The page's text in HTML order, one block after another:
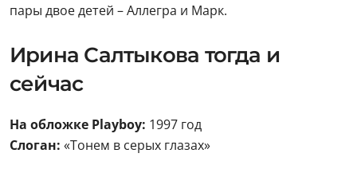
пары двое детей – Аллегра и Марк.
Ирина Салтыкова тогда и
сейчас
На обложке Playboy: 1997 год
Слоган: «Тонем в серых глазах»